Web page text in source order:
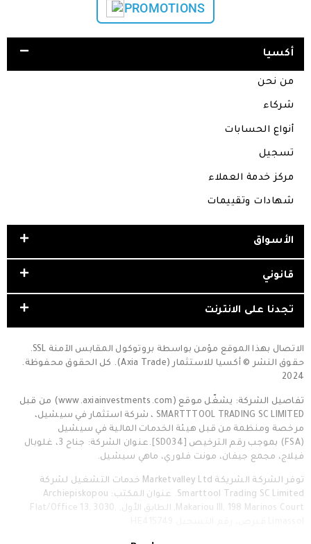
PROMOTIONS
أكسيا
من نحن
شركاء
أنواع الحسابات
تسجيل
مركز خدمة العملاء
شهادات وتقييمات
الأسواق
قانوني
تجدنا على الانترنت
الاتصال بهذا الموقع مؤمن بواسطة بروتوكول المقابس الآمنة SSL.
حقوق النشر © أكسيا للاستثمار (Axia Trade). كل الحقوق محفوظة.
2024
تفاصيل الشركة: يشغّل موقع (www.axiainvestments.com) من قبل
SMARTTTOOL TRADING SC LIMITED ، شركة استثمار في سيشيل،
مرخصة ومنظمة من قبل هيئة الخدمات المالية في سيشيل
(FSA) بموجب رقم الترخيص [SD034].عنوان الشركة: جناح 3، غلوبال
فيلاج، مجمع جيفان، مونت فلوري، ماهي سيشيل.
توفر الشركة الشريكة Marketvalley Ltd خدمات التشغيل لشركة
Smarttool Trading SC Limited. عنوان المكتب: Archiepiskopou
Makariou III, 198 Marinos Court, الطابق الأول, Flat/Office 13, 3030,